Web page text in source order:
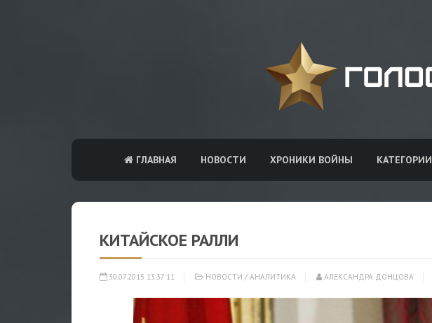
ГЛАВНАЯ НОВОСТИ ХРОНИКИ ВОЙНЫ КАТЕГОРИИ
КИТАЙСКОЕ РАЛЛИ
30.07.2015 13:37:11 НОВОСТИ / АНАЛИТИКА АЛЕКСАНДРА ДОНЦОВА